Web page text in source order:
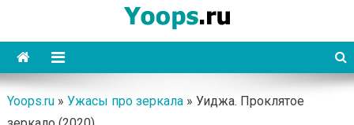
content
Yoops
Yoops.ru» Ужасы про зеркала» Уиджа. Проклятое